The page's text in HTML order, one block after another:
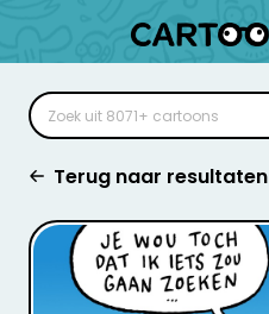
Terug naar resultaten